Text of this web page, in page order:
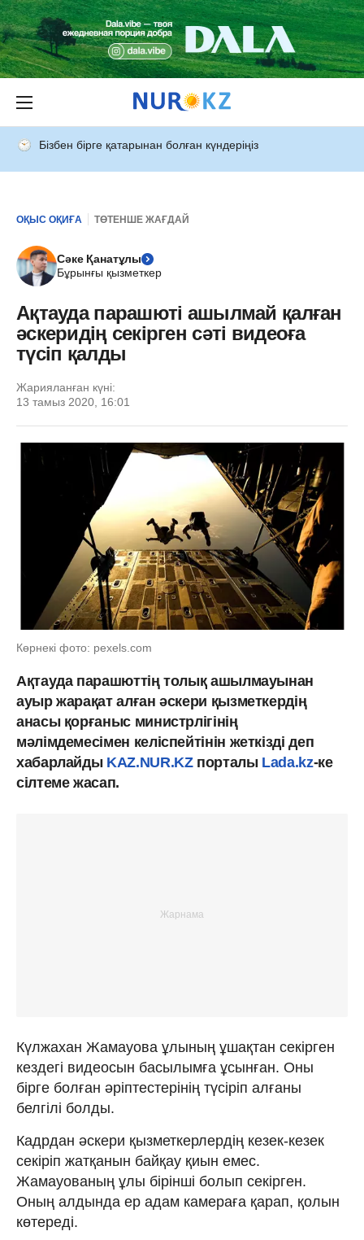
Бізбен бірге қатарынан болған күндеріңіз
ОҚЫС ОҚИҒА ТӨТЕНШЕ ЖАҒДАЙ
Сәке Қанатұлы
Бұрынғы қызметкер
Ақтауда парашюті ашылмай қалған
әскеридің секірген сәті видеоға
түсіп қалды
Жарияланған күні:
13 тамыз 2020, 16:01
Көрнекі фото: pexels.com
Ақтауда парашюттің толық ашылмауынан
ауыр жарақат алған әскери қызметкердің
анасы қорғаныс министрлігінің
мәлімдемесімен келіспейтінін жеткізді деп
хабарлайды KAZ.NUR.KZпорталы Lada.kz-ке
сілтеме жасап.
Күлжахан Жамауова ұлының ұшақтан секірген
кездегі видеосын басылымға ұсынған. Оны
бірге болған әріптестерінің түсіріп алғаны
белгілі болды.
Кадрдан әскери қызметкерлердің кезек-кезек
секіріп жатқанын байқау қиын емес.
Жамауованың ұлы бірінші болып секірген.
Оның алдында ер адам камераға қарап, қолын
көтереді.